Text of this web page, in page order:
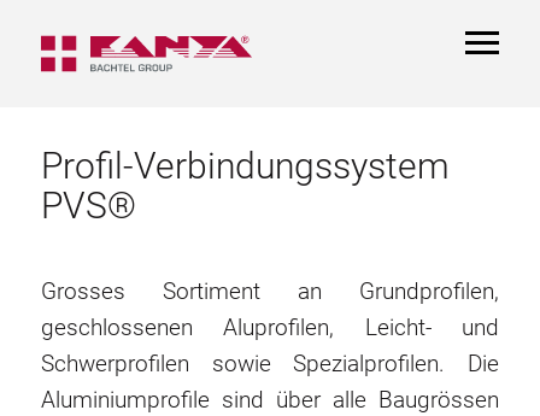
Profil-Verbindungssystem
PVS®
Grosses Sortiment an Grundprofilen,
geschlossenen Aluprofilen, Leicht- und
Schwerprofilen sowie Spezialprofilen. Die
Aluminiumprofile sind über alle Baugrössen